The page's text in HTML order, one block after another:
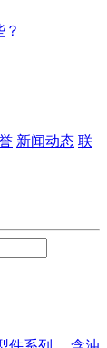
新闻动态 联